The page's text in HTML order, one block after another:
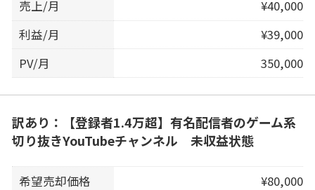
売上/月
¥40,000
利益/月
¥39,000
PV/月
350,000
訳あり：【登録者1.4万超】有名配信者のゲーム系
切り抜きYouTubeチャンネル 未収益状態
希望売却価格
¥80,000